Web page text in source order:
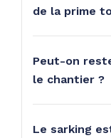
de la prime
Peut-on
le chantier ?
Le sarking